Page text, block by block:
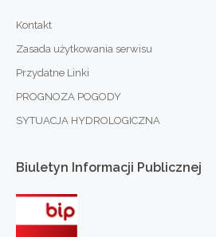
Kontakt
Zasada użytkowania serwisu
Przydatne Linki
PROGNOZA POGODY
SYTUACJA HYDROLOGICZNA
Biuletyn Informacji Publicznej